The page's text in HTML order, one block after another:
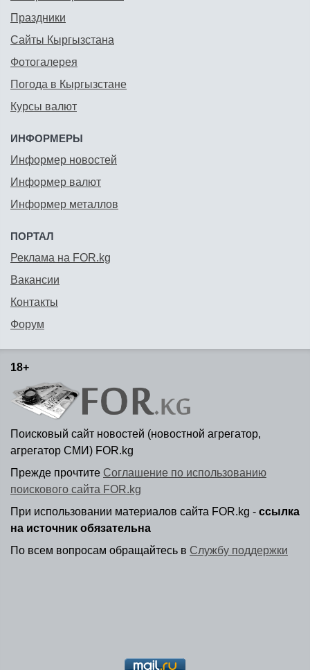
Праздники
Сайты Кыргызстана
Фотогалерея
Погода в Кыргызстане
Курсы валют
ИНФОРМЕРЫ
Информер новостей
Информер валют
Информер металлов
ПОРТАЛ
Реклама на FOR.kg
Вакансии
Контакты
Форум
18+
Поисковый сайт новостей (новостной агрегатор,
агрегатор СМИ) FOR.kg
Прежде прочтите Соглашение по использованию
поискового сайта FOR.kg
При использовании материалов сайта FOR.kg - ссылка
на источник обязательна
По всем вопросам обращайтесь в Службу поддержки